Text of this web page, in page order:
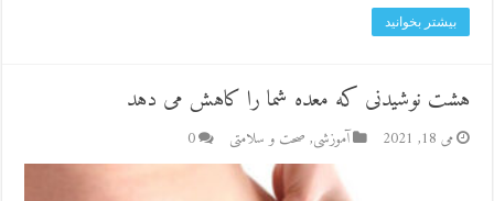
بیشتر بخوانید
هشت نوشیدنی که معده شما را کاهش می دهد
می 18, 2021 آموزشی, صحت و سلامتی 0